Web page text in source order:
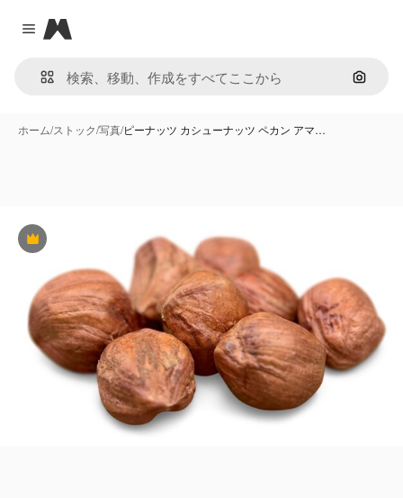
Close menu
Magnific
画像で
ホーム/ストック/写真/ピーナッツ カシューナッツ ペカン アマ…
Premium